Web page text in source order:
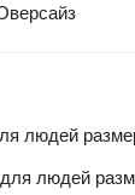
людей
людей